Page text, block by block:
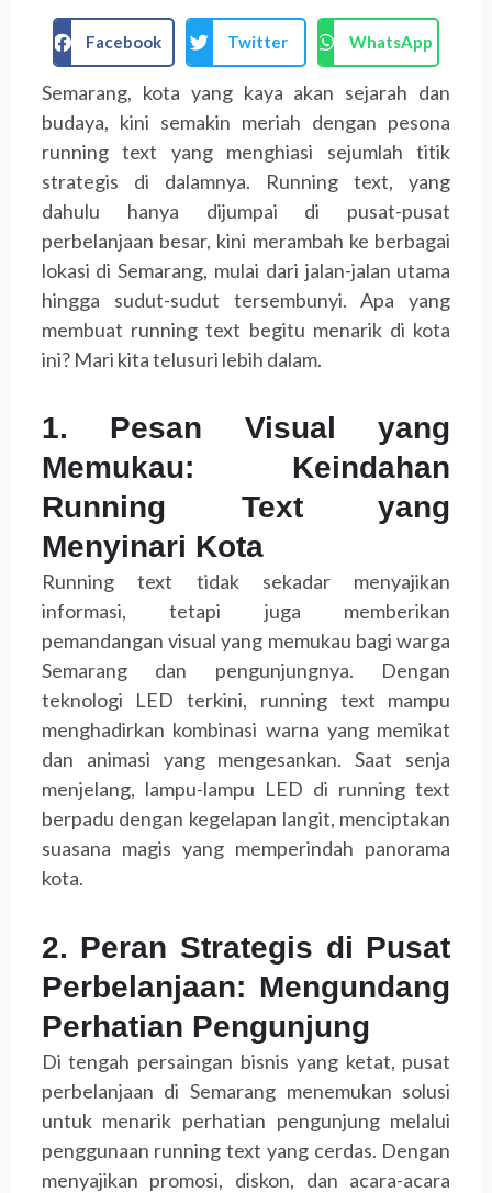
Facebook Twitter WhatsApp
Semarang, kota yang kaya akan sejarah dan
budaya, kini semakin meriah dengan pesona
running text yang menghiasi sejumlah titik
strategis di dalamnya. Running text, yang
dahulu hanya dijumpai di pusat-pusat
perbelanjaan besar, kini merambah ke berbagai
lokasi di Semarang, mulai dari jalan-jalan utama
hingga sudut-sudut tersembunyi. Apa yang
membuat running text begitu menarik di kota
ini? Mari kita telusuri lebih dalam.
1. Pesan Visual yang
Memukau: Keindahan
Running Text yang
Menyinari Kota
Running text tidak sekadar menyajikan
informasi, tetapi juga memberikan
pemandangan visual yang memukau bagi warga
Semarang dan pengunjungnya. Dengan
teknologi LED terkini, running text mampu
menghadirkan kombinasi warna yang memikat
dan animasi yang mengesankan. Saat senja
menjelang, lampu-lampu LED di running text
berpadu dengan kegelapan langit, menciptakan
suasana magis yang memperindah panorama
kota.
2. Peran Strategis di Pusat
Perbelanjaan: Mengundang
Perhatian Pengunjung
Di tengah persaingan bisnis yang ketat, pusat
perbelanjaan di Semarang menemukan solusi
untuk menarik perhatian pengunjung melalui
penggunaan running text yang cerdas. Dengan
menyajikan promosi, diskon, dan acara-acara